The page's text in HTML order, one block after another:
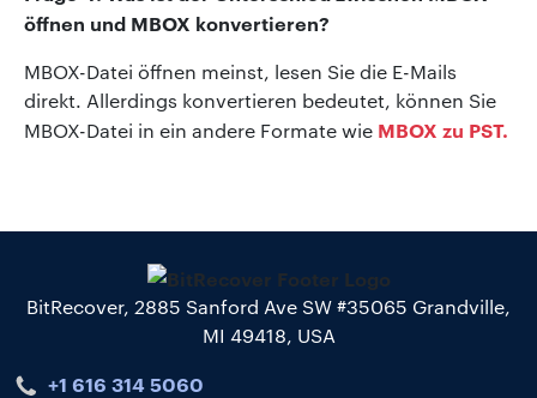
öffnen und MBOX konvertieren?
MBOX-Datei öffnen meinst, lesen Sie die E-Mails
direkt. Allerdings konvertieren bedeutet, können Sie
MBOX-Datei in ein andere Formate wie MBOX zu PST.
BitRecover, 2885 Sanford Ave SW #35065 Grandville,
MI 49418, USA
+1 616 314 5060